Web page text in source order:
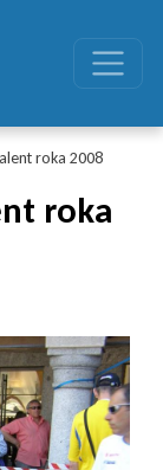
roka 2008
roka